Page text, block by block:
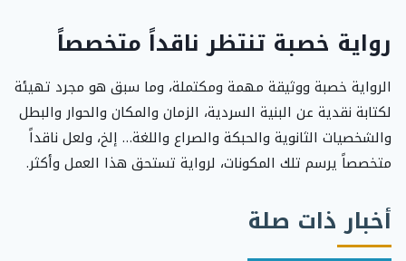
رواية خصبة تنتظر ناقداً متخصصاً
الرواية خصبة ووثيقة مهمة ومكتملة، وما سبق هو مجرد تهيئة
لكتابة نقدية عن البنية السردية، الزمان والمكان والحوار والبطل
والشخصيات الثانوية والحبكة والصراع واللغة… إلخ، ولعل ناقداً
متخصصاً يرسم تلك المكونات، لرواية تستحق هذا العمل وأكثر.
أخبار ذات صلة